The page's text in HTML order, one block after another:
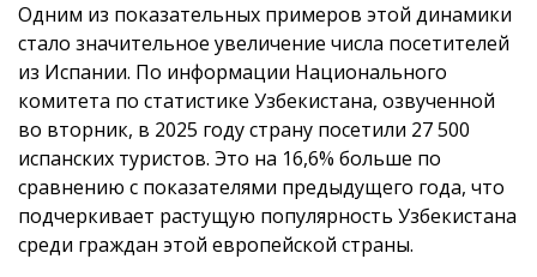
Одним из показательных примеров этой динамики
стало значительное увеличение числа посетителей
из Испании. По информации Национального
комитета по статистике Узбекистана, озвученной
во вторник, в 2025 году страну посетили 27 500
испанских туристов. Это на 16,6% больше по
сравнению с показателями предыдущего года, что
подчеркивает растущую популярность Узбекистана
среди граждан этой европейской страны.